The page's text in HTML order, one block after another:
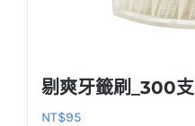
剔爽牙籤刷_300支
NT$95